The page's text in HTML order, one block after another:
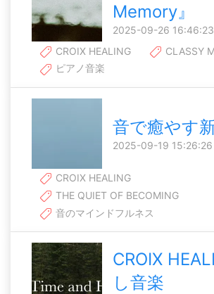
Memory』
2025-09-26 16:46:23
CROIX HEALING
CLASSY
ピアノ音楽
音で癒やす
2025-09-19 15:26:26
CROIX HEALING
THE QUIET OF BECOMING
音のマインドフルネス
CROIX
し音楽